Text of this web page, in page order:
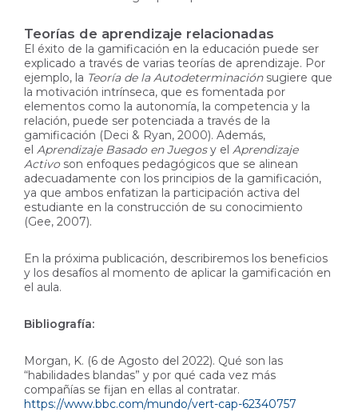
Teorías de aprendizaje relacionadas
El éxito de la gamificación en la educación puede ser
explicado a través de varias teorías de aprendizaje. Por
ejemplo, la Teoría de la Autodeterminaciónsugiere que
la motivación intrínseca, que es fomentada por
elementos como la autonomía, la competencia y la
relación, puede ser potenciada a través de la
gamificación (Deci & Ryan, 2000). Además,
el Aprendizaje Basado en Juegosy el Aprendizaje
Activoson enfoques pedagógicos que se alinean
adecuadamente con los principios de la gamificación,
ya que ambos enfatizan la participación activa del
estudiante en la construcción de su conocimiento
(Gee, 2007).
En la próxima publicación, describiremos los beneficios
y los desafíos al momento de aplicar la gamificación en
el aula.
Bibliografía:
Morgan, K. (6 de Agosto del 2022). Qué son las
“habilidades blandas” y por qué cada vez más
compañías se fijan en ellas al contratar.
https://www.bbc.com/mundo/vert-cap-62340757